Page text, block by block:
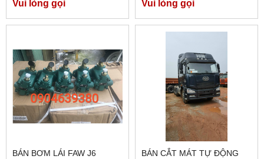
Vui lòng gọi Vui lòng gọi
BÁN BƠM LÁI FAW J6
BÁN CẮT MÁT TỰ ĐỘNG